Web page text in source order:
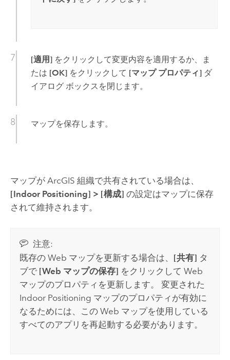
[適用]をクリックして変更内容を適用するか、ま
たは [OK]をクリックして [マップ プロパティ]ダ
イアログ ボックスを閉じます。
マップを保存します。
マップが ArcGIS 組織で共有されている場合は、
[Indoor Positioning] > [構成] の設定はマップに保存
されて維持されます。
注意:
既存の Web マップを更新する場合は、 [共有] タ
ブで [Web マップの保存] をクリックして Web
マップのプロパティを更新します。 変更された
Indoor Positioning マップのプロパティが有効に
なるためには、この Web マップを使用している
すべてのアプリを再起動する必要があります。